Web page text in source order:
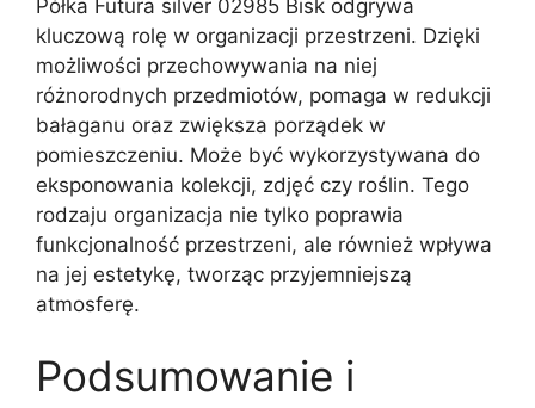
Półka Futura silver 02985 Bisk odgrywa
kluczową rolę w organizacji przestrzeni. Dzięki
możliwości przechowywania na niej
różnorodnych przedmiotów, pomaga w redukcji
bałaganu oraz zwiększa porządek w
pomieszczeniu. Może być wykorzystywana do
eksponowania kolekcji, zdjęć czy roślin. Tego
rodzaju organizacja nie tylko poprawia
funkcjonalność przestrzeni, ale również wpływa
na jej estetykę, tworząc przyjemniejszą
atmosferę.
Podsumowanie i